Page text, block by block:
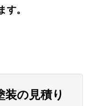
。
の見積り